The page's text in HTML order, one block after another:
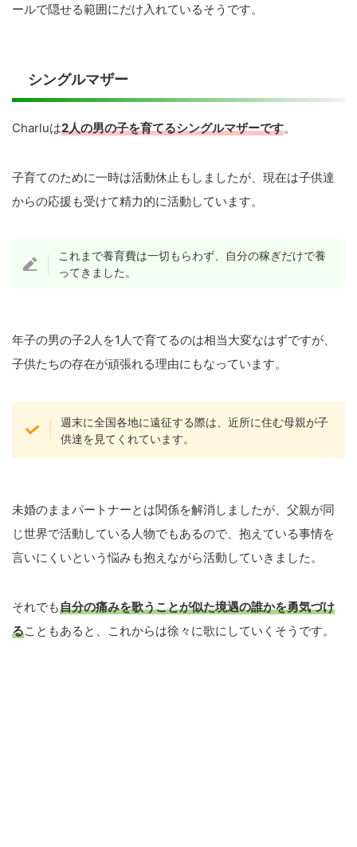
ールで隠せる範囲にだけ入れているそうです。
シングルマザー
Charluは2人の男の子を育てるシングルマザーです。
子育てのために一時は活動休止もしましたが、現在は子供達
からの応援も受けて精力的に活動しています。
これまで養育費は一切もらわず、自分の稼ぎだけで養
ってきました。
年子の男の子2人を1人で育てるのは相当大変なはずですが、
子供たちの存在が頑張れる理由にもなっています。
週末に全国各地に遠征する際は、近所に住む母親が子
供達を見てくれています。
未婚のままパートナーとは関係を解消しましたが、父親が同
じ世界で活動している人物でもあるので、抱えている事情を
言いにくいという悩みも抱えながら活動していきました。
それでも自分の痛みを歌うことが似た境遇の誰かを勇気づけ
ることもあると、これからは徐々に歌にしていくそうです。